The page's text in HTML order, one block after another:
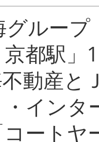
グルー
都駅」
動産と
インタ
ートヤ